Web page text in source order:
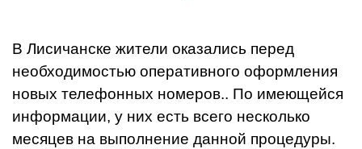
В Лисичанске жители оказались перед
необходимостью оперативного оформления
новых телефонных номеров.. По имеющейся
информации, у них есть всего несколько
месяцев на выполнение данной процедуры.